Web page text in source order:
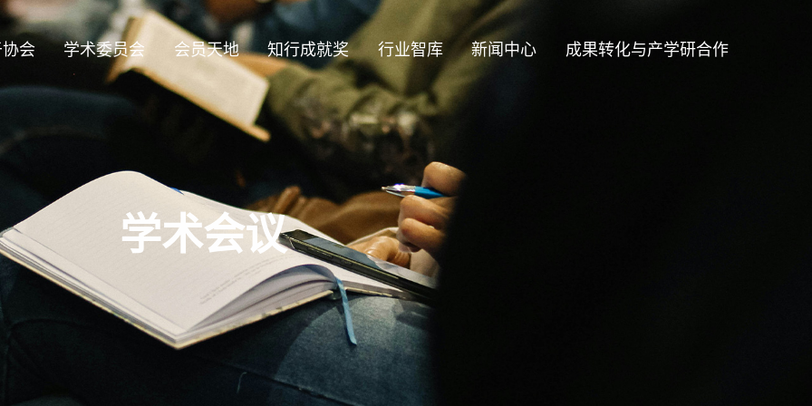
会 学术委员会 会员天地 知行成就奖 行业智库 新闻中心 成果转化与产学研合作
学术会议